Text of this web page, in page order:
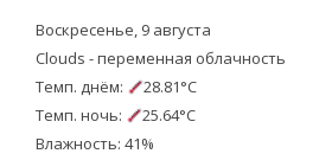
Воскресенье, 9 августа
Clouds - переменная облачность
Темп. днём:
28.81°C
Темп. ночь:
25.64°C
Влажность: 41%